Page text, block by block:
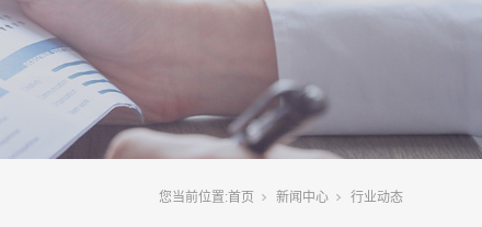
您当前位置:首页 新闻中心 行业动态